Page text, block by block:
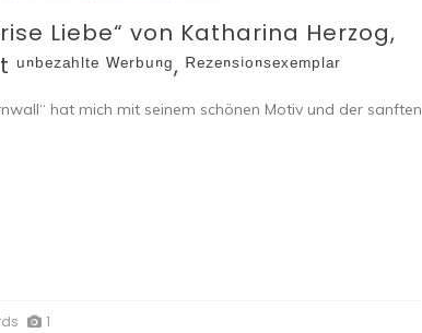
Liebe“ von Katharina Herzog,
ᵂᵉʳᵇᵘⁿᵍ, ᴿᵉᶻᵉⁿˢⁱᵒⁿˢᵉˣᵉᵐᵖˡᵃʳ
hat mich mit seinem schönen Motiv und der sanften
1